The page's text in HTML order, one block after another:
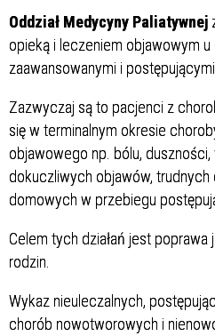
Oddział Medycyny Paliatywnej
opieką i leczeniem objawowym
zaawansowanymi i
Zazwyczaj są to pacjenci z
się w terminalnym okresie
objawowego np. bólu,
dokuczliwych objawów,
domowych w przebiegu
Celem tych działań jest
rodzin.
Wykaz nieuleczalnych,
chorób nowotworowych i